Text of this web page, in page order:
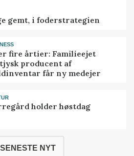
gemt, i foderstrategien
fire årtier: Familieejet
producent af
får ny medejer
holder høstdag
SENESTE NYT